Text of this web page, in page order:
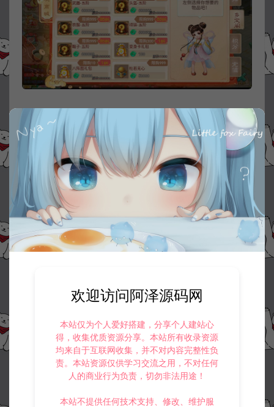
欢迎访问阿泽源码网
本站仅为个人爱好搭建，分享个人建站心
得，收集优质资源分享。本站所有收录资源
均来自于互联网收集，并不对内容完整性负
责。本站资源仅供学习交流之用，不对任何
人的商业行为负责，切勿非法用途！
本站不提供任何技术支持、修改、维护服